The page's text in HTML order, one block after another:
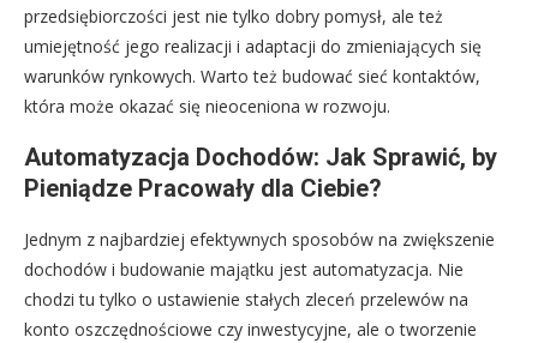
przedsiębiorczości jest nie tylko dobry pomysł, ale też
umiejętność jego realizacji i adaptacji do zmieniających się
warunków rynkowych. Warto też budować sieć kontaktów,
która może okazać się nieoceniona w rozwoju.
Automatyzacja Dochodów: Jak Sprawić, by
Pieniądze Pracowały dla Ciebie?
Jednym z najbardziej efektywnych sposobów na zwiększenie
dochodów i budowanie majątku jest automatyzacja. Nie
chodzi tu tylko o ustawienie stałych zleceń przelewów na
konto oszczędnościowe czy inwestycyjne, ale o tworzenie